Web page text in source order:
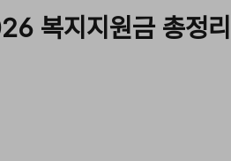
복지지원금 총정